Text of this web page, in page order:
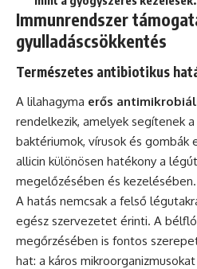
Immunrendszer
gyulladáscsökkentés
Természetes antibiotikus
A lilahagyma erős
rendelkezik, amelyek segítenek
baktériumok, vírusok és gombák
allicin különösen hatékony a
megelőzésében és kezelésében.
A hatás nemcsak a felső
egész szervezetet érinti. A
megőrzésében is fontos
hat: a káros